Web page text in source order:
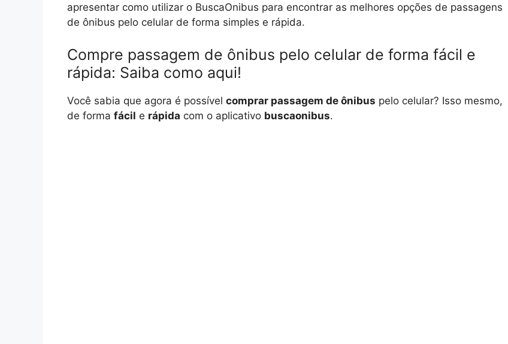
apresentar como utilizar o BuscaOnibus para encontrar as melhores opções de passagens
de ônibus pelo celular de forma simples e rápida.
Compre passagem de ônibus pelo celular de forma fácil e
rápida: Saiba como aqui!
Você sabia que agora é possível comprar passagem de ônibus pelo celular? Isso mesmo,
de forma fácil e rápida com o aplicativo buscaonibus.